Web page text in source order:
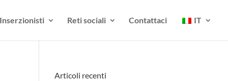
Inserzionisti Reti sociali Contattaci IT
Articoli recenti